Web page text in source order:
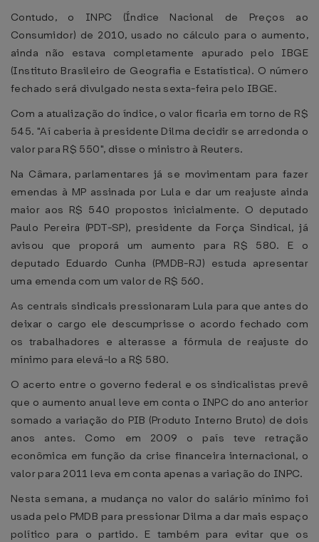
Contudo, o INPC (Índice Nacional de Preços ao
Consumidor) de 2010, usado no cálculo para o aumento,
ainda não estava completamente apurado pelo IBGE
(Instituto Brasileiro de Geografia e Estatística). O número
fechado será divulgado nesta sexta-feira pelo IBGE.
Com a atualização do índice, o valor ficaria em torno de R$
545. "Aí caberia à presidente Dilma decidir se arredonda o
valor para R$ 550", disse o ministro à Reuters.
Na Câmara, parlamentares já se movimentam para fazer
emendas à MP assinada por Lula e dar um reajuste ainda
maior aos R$ 540 propostos inicialmente. O deputado
Paulo Pereira (PDT-SP), presidente da Força Sindical, já
avisou que proporá um aumento para R$ 580. E o
deputado Eduardo Cunha (PMDB-RJ) estuda apresentar
uma emenda com um valor de R$ 560.
As centrais sindicais pressionaram Lula para que antes do
deixar o cargo ele descumprisse o acordo fechado com
os trabalhadores e alterasse a fórmula de reajuste do
mínimo para elevá-lo a R$ 580.
O acerto entre o governo federal e os sindicalistas prevê
que o aumento anual leve em conta o INPC do ano anterior
somado a variação do PIB (Produto Interno Bruto) de dois
anos antes. Como em 2009 o país teve retração
econômica em função da crise financeira internacional, o
valor para 2011 leva em conta apenas a variação do INPC.
Nesta semana, a mudança no valor do salário mínimo foi
usada pelo PMDB para pressionar Dilma a dar mais espaço
político para o partido. E também para evitar que os